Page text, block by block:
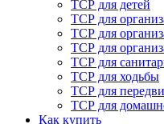
ТСР для детей
ТСР для
ТСР для
ТСР для
ТСР для
ТСР для ходьбы
ТСР для
ТСР для
Как купить